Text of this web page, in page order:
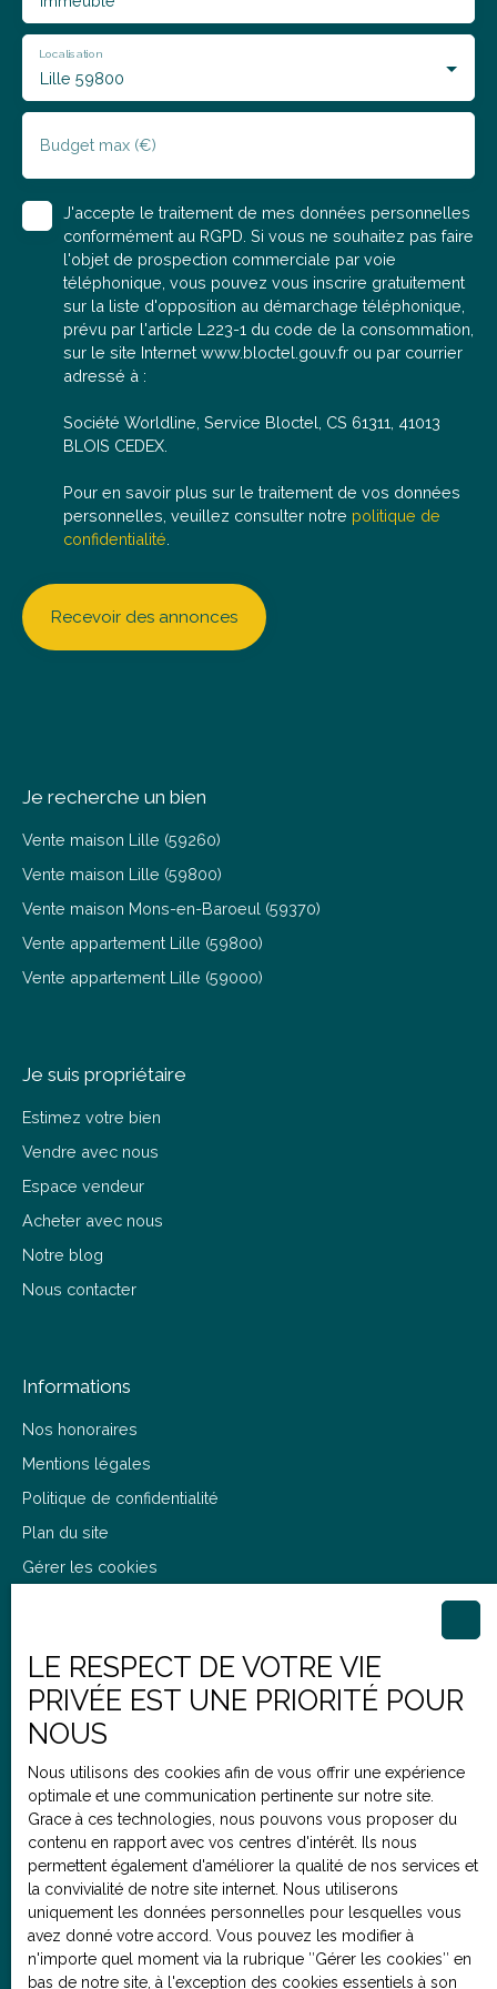
Lille 59800
Localisation
Budget max (€)
J'accepte le traitement de mes données personnelles
conformément au RGPD. Si vous ne souhaitez pas faire
l'objet de prospection commerciale par voie
téléphonique, vous pouvez vous inscrire gratuitement
sur la liste d'opposition au démarchage téléphonique,
prévu par l'article L223-1 du code de la consommation,
sur le site Internet www.bloctel.gouv.fr ou par courrier
adressé à :
Société Worldline, Service Bloctel, CS 61311, 41013
BLOIS CEDEX.
Pour en savoir plus sur le traitement de vos données
personnelles, veuillez consulter notre politique de
confidentialité
Recevoir des annonces
Je recherche un bien
Vente maison Lille (59260)
Vente maison Lille (59800)
Vente maison Mons-en-Baroeul (59370)
Vente appartement Lille (59800)
Vente appartement Lille (59000)
Je suis propriétaire
Estimez votre bien
Vendre avec nous
Espace vendeur
Acheter avec nous
Notre blog
Nous contacter
Informations
Nos honoraires
Mentions légales
Politique de confidentialité
Plan du site
Gérer les cookies
10 rue Testelin
59260 Lille
LE RESPECT DE VOTRE VIE
PRIVÉE EST UNE PRIORITÉ POUR
NOUS
Nous utilisons des cookies afin de vous offrir une expérience
optimale et une communication pertinente sur notre site.
Grace à ces technologies, nous pouvons vous proposer du
contenu en rapport avec vos centres d'intérêt. Ils nous
permettent également d'améliorer la qualité de nos services et
la convivialité de notre site internet. Nous utiliserons
uniquement les données personnelles pour lesquelles vous
avez donné votre accord. Vous pouvez les modifier à
n'importe quel moment via la rubrique ″Gérer les cookies″ en
bas de notre site, à l'exception des cookies essentiels à son